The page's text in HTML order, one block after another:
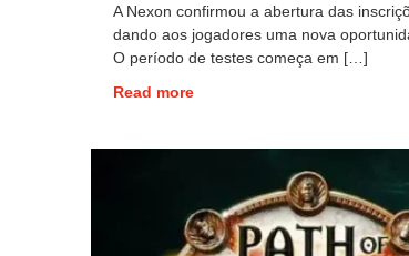
A Nexon confirmou a abertura das
dando aos jogadores uma nova
O período de testes começa em […]
Read more